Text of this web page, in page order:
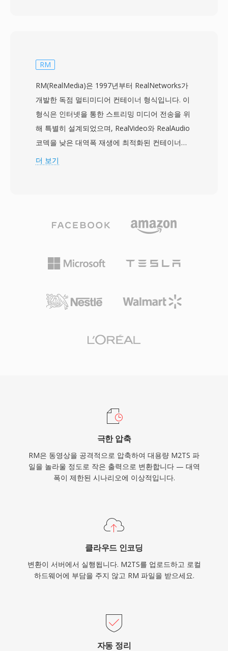
가능합니다. 이 확장된 패킷 구조는 디스크 기반
를 유지하는 데 도움이 됩니다. M2TS는
H.264/AVC, MPEG-2, VC-1을 포함한 주요 블루레
이 비디오 코덱과 Dolby TrueHD, DTS-HD
Master Audio, 무손실 서라운드 사운드를 위한
LPCM 등의 오디오 형식을 지원합니다. 이 컨테이
너는 고화질 영상 촬영을 위한 AVCHD 캠코더에
스트림, 인터랙티브 메뉴 데이터를 보존합니다. 안
정적인 동기화 메커니즘과 고품질 코덱 지원 덕분
화질 콘텐츠 아카이빙에 적합합니다.
RM
RM(RealMedia)은 1997년부터 RealNetworks가
개발한 독점 멀티미디어 컨테이너 형식입니다. 이
형식은 인터넷을 통한 스트리밍 미디어 전송을 위
해 특별히 설계되었으며, RealVideo와 RealAudio
코덱을 낮은 대역폭 재생에 최적화된 컨테이너로
패키징합니다. RM은 1990년대 후반과 2000년대
념을 개척했습니다. 이 형식은 고정 비트레이트 인
구조를 사용하여, 불안정한 다이얼업 연결에서도
합리적으로 부드러운 재생을 가능하게 합니다.
을 포함할 수 있어, 사용 가능한 대역폭에 따라 실
작권 정보의 메타데이터를 지원하며,
겪던 20~30kbps의 낮은 비트레이트에서도 시청
대 스트리밍 기술에 의해 대부분 대체되었지만, 최
고 인기를 누리던 시절 RealMedia를 채택한 뉴스
기관, 교육 기관, 미디어 라이브러리의 초기 인터
넷 시대 아카이브에 RM 파일이 남아 있습니다.
더 보기
극한 압축
RM은 동영상을 공격적으로 압축하여 대용량 M2TS 파
일을 놀라울 정도로 작은 출력으로 변환합니다 — 대역
폭이 제한된 시나리오에 이상적입니다.
클라우드 인코딩
변환이 서버에서 실행됩니다. M2TS를 업로드하고 로컬
하드웨어에 부담을 주지 않고 RM 파일을 받으세요.
자동 정리